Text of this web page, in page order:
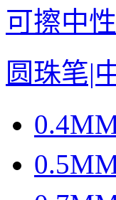
可擦中
圆珠笔|